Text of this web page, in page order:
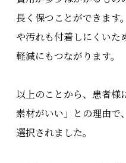
長く保つことができます
や汚れも付着しにくいた
軽減にもつながります。
以上のことから、患者様
素材がいい」との理由
選択されました。